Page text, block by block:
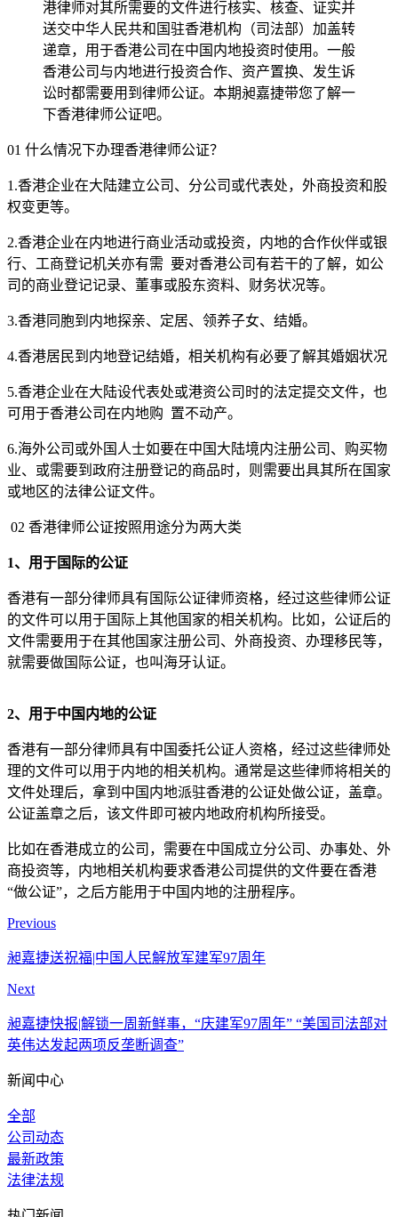
港律师对其所需要的文件进行核实、核查、证实并
送交中华人民共和国驻香港机构（司法部）加盖转
递章，用于香港公司在中国内地投资时使用。一般
香港公司与内地进行投资合作、资产置换、发生诉
讼时都需要用到律师公证。本期昶嘉捷带您了解一
下香港律师公证吧。
01 什么情况下办理香港律师公证？
1.香港企业在大陆建立公司、分公司或代表处，外商投资和股
权变更等。
2.香港企业在内地进行商业活动或投资，内地的合作伙伴或银
行、工商登记机关亦有需 要对香港公司有若干的了解，如公
司的商业登记记录、董事或股东资料、财务状况等。
3.香港同胞到内地探亲、定居、领养子女、结婚。
4.香港居民到内地登记结婚，相关机构有必要了解其婚姻状况
5.香港企业在大陆设代表处或港资公司时的法定提交文件，也
可用于香港公司在内地购 置不动产。
6.海外公司或外国人士如要在中国大陆境内注册公司、购买物
业、或需要到政府注册登记的商品时，则需要出具其所在国家
或地区的法律公证文件。
02 香港律师公证按照用途分为两大类
1、用于国际的公证
香港有一部分律师具有国际公证律师资格，经过这些律师公证
的文件可以用于国际上其他国家的相关机构。比如，公证后的
文件需要用于在其他国家注册公司、外商投资、办理移民等，
就需要做国际公证，也叫海牙认证。
2、用于中国内地的公证
香港有一部分律师具有中国委托公证人资格，经过这些律师处
理的文件可以用于内地的相关机构。通常是这些律师将相关的
文件处理后，拿到中国内地派驻香港的公证处做公证，盖章。
公证盖章之后，该文件即可被内地政府机构所接受。
比如在香港成立的公司，需要在中国成立分公司、办事处、外
商投资等，内地相关机构要求香港公司提供的文件要在香港
“做公证”，之后方能用于中国内地的注册程序。
Previous
昶嘉捷送祝福|中国人民解放军建军97周年
Next
昶嘉捷快报|解锁一周新鲜事，“庆建军97周年” “美国司法部对
英伟达发起两项反垄断调查”
新闻中心
全部
公司动态
最新政策
法律法规